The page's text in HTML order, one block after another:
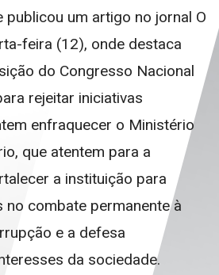
publicou um artigo no jornal O
feira (12), onde destaca
do Congresso Nacional
rejeitar iniciativas
enfraquecer o Ministério
que atentem para a
a instituição para
combate permanente à
e a defesa
da sociedade.